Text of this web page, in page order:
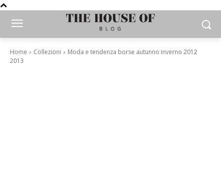
Home Collezioni
Moda e tendenza borse autunno inverno 2012
2013